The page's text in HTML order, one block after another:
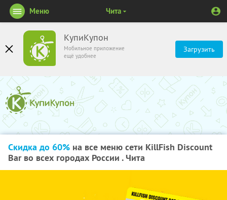
КупиКупон
Мобильное приложение
ещё удобнее
Загрузить
Меню Чита
Скидка до 60% на все меню сети KillFish Discount
Bar во всех городах России . Чита